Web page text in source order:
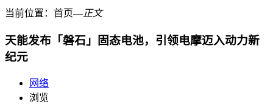
当前位置： 首页―正文
天能发布「磐石」固态电池，引领电摩迈入动力新
纪元
网络
浏览